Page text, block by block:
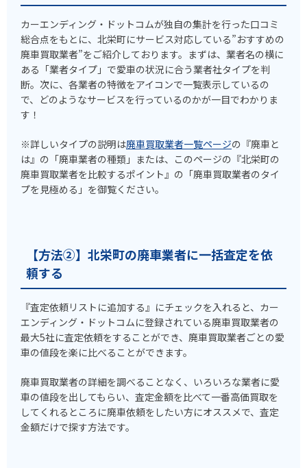
カーエンディング・ドットコムが独自の集計を行った口コミ
総合点をもとに、北栄町にサービス対応している”おすすめの
廃車買取業者”をご紹介しております。まずは、業者名の横に
ある「業者タイプ」で愛車の状況に合う業者社タイプを判
断。次に、各業者の特徴をアイコンで一覧表示しているの
で、どのようなサービスを行っているのかが一目でわかりま
す！
※詳しいタイプの説明は廃車買取業者一覧ページの『廃車と
は』の「廃車業者の種類」または、このページの『北栄町の
廃車買取業者を比較するポイント』の「廃車買取業者のタイ
プを見極める」を御覧ください。
【方法②】北栄町の廃車業者に一括査定を依
頼する
『査定依頼リストに追加する』にチェックを入れると、カー
エンディング・ドットコムに登録されている廃車買取業者の
最大5社に査定依頼をすることができ、廃車買取業者ごとの愛
車の値段を楽に比べることができます。
廃車買取業者の詳細を調べることなく、いろいろな業者に愛
車の値段を出してもらい、査定金額を比べて一番高価買取を
してくれるところに廃車依頼をしたい方にオススメで、査定
金額だけで探す方法です。